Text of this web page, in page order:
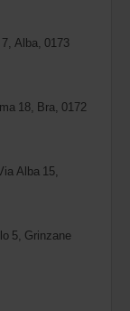
Alba, 0173
18, Bra, 0172
Alba 15,
5, Grinzane